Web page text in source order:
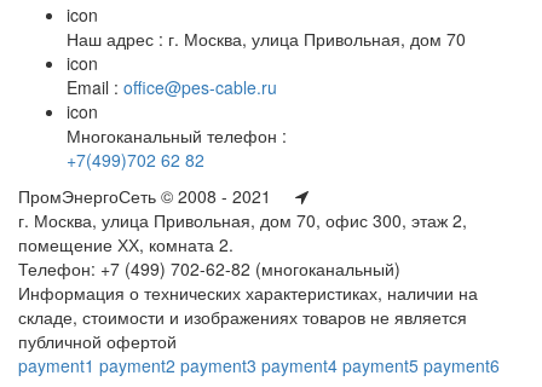
icon
Наш адрес : г. Москва, улица Привольная, дом 70
icon
Email : office@pes-cable.ru
icon
Многоканальный телефон :
+7(499)702 62 82
ПромЭнергоСеть © 2008 - 2021
г. Москва, улица Привольная, дом 70, офис 300, этаж 2,
помещение ХХ, комната 2.
Телефон: +7 (499) 702-62-82 (многоканальный)
Информация о технических характеристиках, наличии на
складе, стоимости и изображениях товаров не является
публичной офертой
payment1 payment2 payment3 payment4 payment5 payment6